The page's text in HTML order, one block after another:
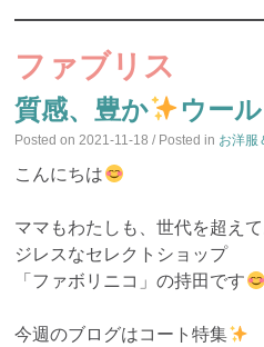
TO
CONTENT
ファブリス
質感、豊か ウー
Posted on2021-11-18 / Posted in お洋服
こんにちは
ママもわたしも、世代を超え
ジレスなセレクトショップ
「ファボリニコ」の持田です
今週のブログはコート特集